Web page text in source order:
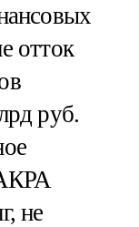
отток
руб.
не